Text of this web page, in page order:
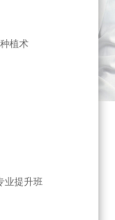
植术
提升班